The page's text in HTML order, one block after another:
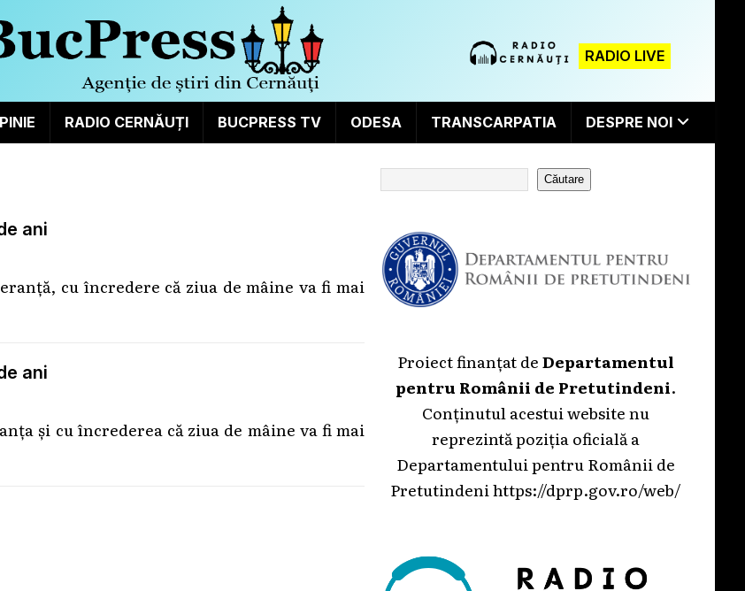
RADIO LIVE
RADIO CERNĂUȚI BUCPRESS TV ODESA TRANSCARPATIA DESPRE NOI
ani
cu încredere că ziua de mâine va fi mai
ani
și cu încrederea că ziua de mâine va fi mai
Căutare
Proiect finanțat deDepartamentul
pentru Românii de Pretutindeni.
Conținutul acestui website nu
reprezintă poziția oficială a
Departamentului pentru Românii de
Pretutindenihttps://dprp.gov.ro/web/